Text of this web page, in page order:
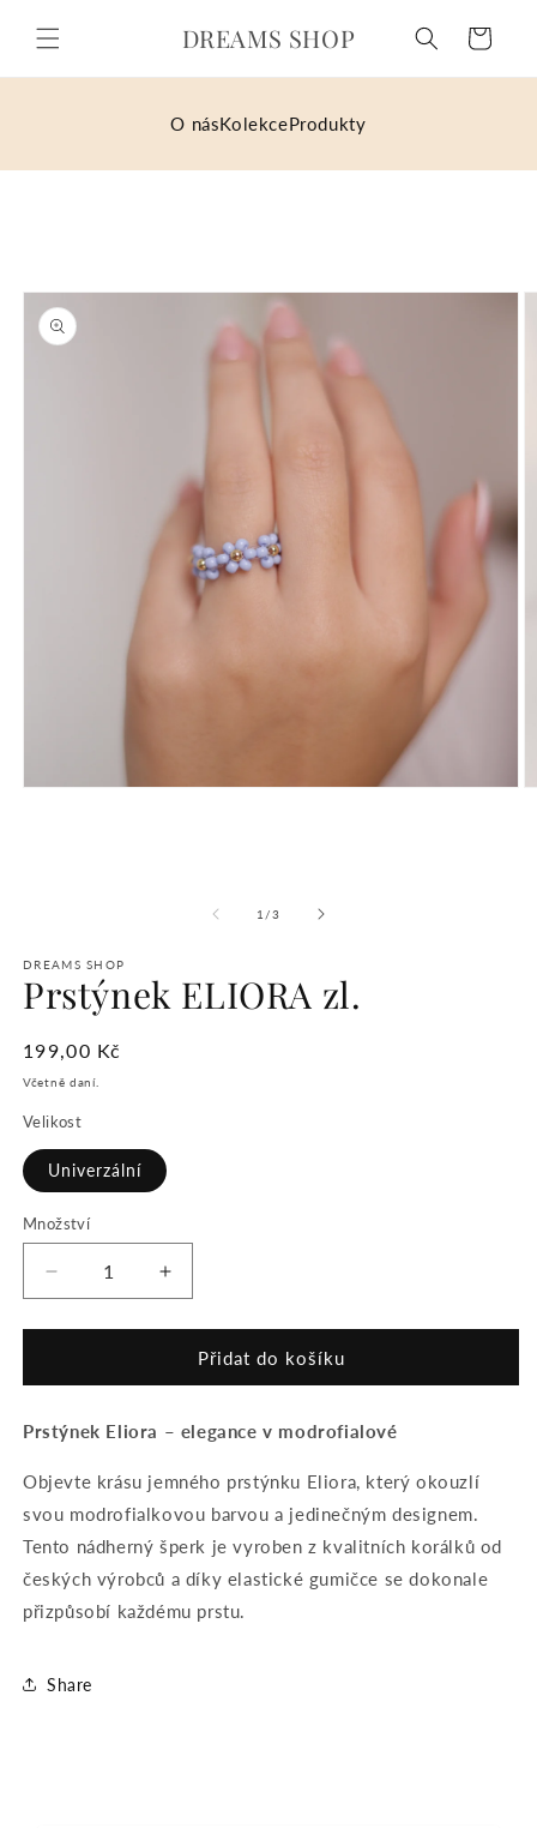
obsahu
DREAMS SHOP Košík
O násKolekceProdukty
1 /z3
DREAMS SHOP
Prstýnek ELIORA zl.
Běžná
cena
199,00 Kč
Včetně daní.
Velikost
Univerzální
Množství
Množství
množství
produktu
ELIORA
Zvýšit
množství
produktu
Prstýnek
ELIORA
Přidat do košíku
Prstýnek Eliora – elegance v modrofialové
Objevte krásu jemného prstýnku Eliora, který okouzlí
svou modrofialkovou barvou a jedinečným designem.
Tento nádherný šperk je vyroben z kvalitních korálků od
českých výrobců a díky elastické gumičce se dokonale
přizpůsobí každému prstu.
Share